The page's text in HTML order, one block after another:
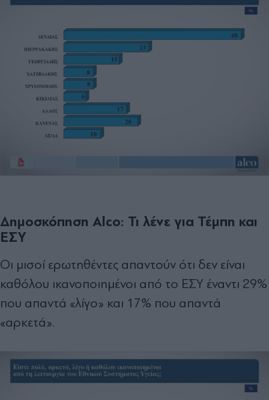
Δημοσκόπηση Alco: Τι λένε για Τέμπη και
ΕΣΥ
Οι μισοί ερωτηθέντες απαντούν ότι δεν είναι
καθόλου ικανοποιημένοι από το ΕΣΥ έναντι 29%
που απαντά «λίγο» και 17% που απαντά
«αρκετά».